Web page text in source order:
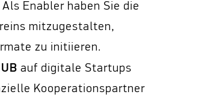
Enabler haben Sie die
mitzugestalten,
zu initiieren.
auf digitale Startups
Kooperationspartner